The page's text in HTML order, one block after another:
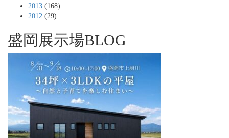
2013 (168)
2012 (29)
盛岡展示場BLOG